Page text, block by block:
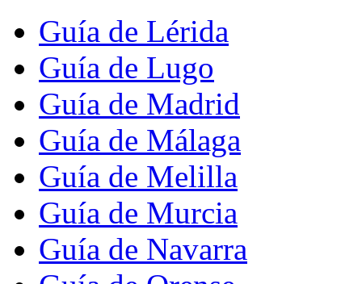
Guía de Lérida
Guía de Lugo
Guía de Madrid
Guía de Málaga
Guía de Melilla
Guía de Murcia
Guía de Navarra